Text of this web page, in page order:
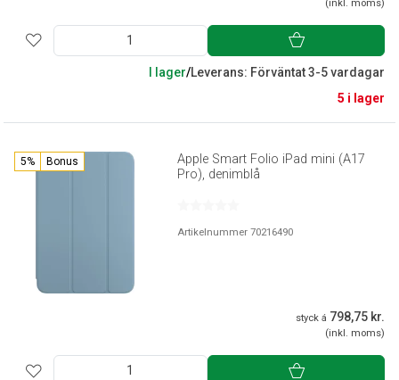
(inkl. moms)
I lager/Leverans: Förväntat 3-5 vardagar
5 i lager
5% Bonus
Apple Smart Folio iPad mini (A17
Pro), denimblå
Artikelnummer 70216490
styck á 798,75 kr.
(inkl. moms)